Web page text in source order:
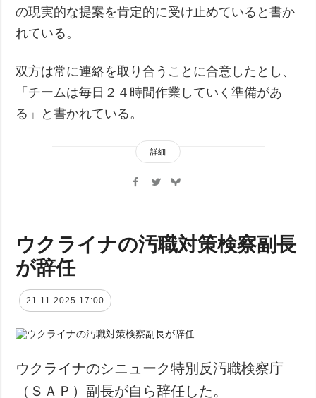
の現実的な提案を肯定的に受け止めていると書か
れている。
双方は常に連絡を取り合うことに合意したとし、
「チームは毎日２４時間作業していく準備があ
る」と書かれている。
詳細
ウクライナの汚職対策検察副長
が辞任
21.11.2025 17:00
ウクライナのシニューク特別反汚職検察庁
（ＳＡＰ）副長が自ら辞任した。